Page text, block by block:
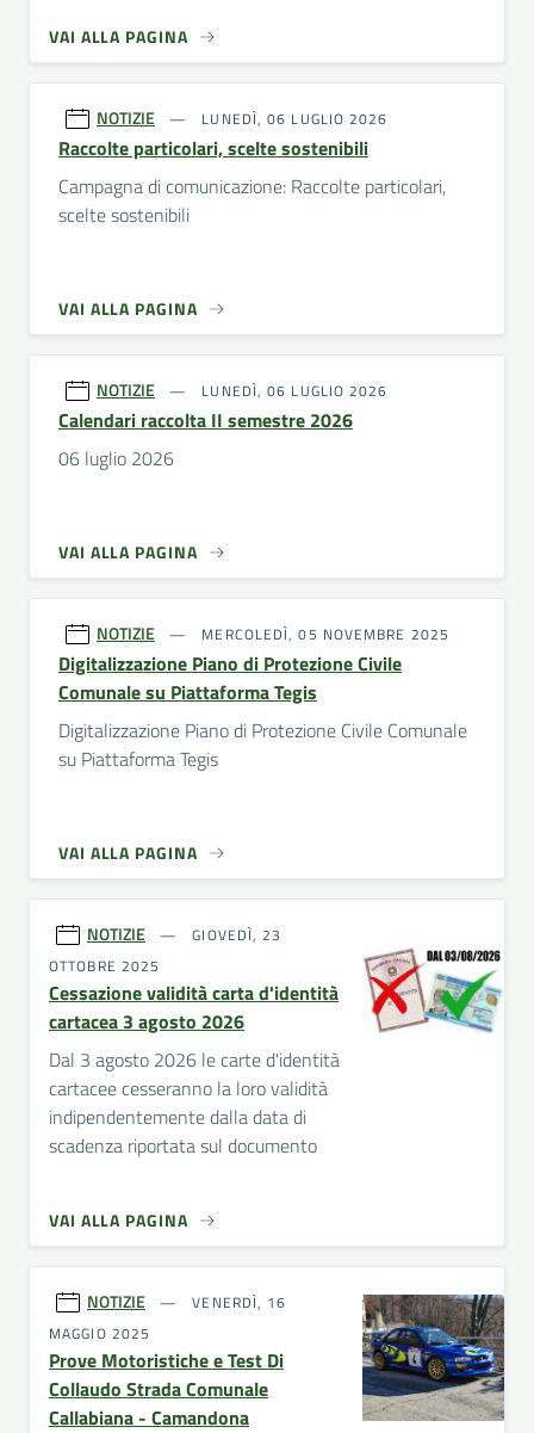
VAI ALLA PAGINA
NOTIZIE LUNEDÌ, 06 LUGLIO 2026
Raccolte particolari, scelte sostenibili
Campagna di comunicazione: Raccolte particolari,
scelte sostenibili
VAI ALLA PAGINA
NOTIZIE LUNEDÌ, 06 LUGLIO 2026
Calendari raccolta II semestre 2026
06 luglio 2026
VAI ALLA PAGINA
NOTIZIE MERCOLEDÌ, 05 NOVEMBRE 2025
Digitalizzazione Piano di Protezione Civile
Comunale su Piattaforma Tegis
Digitalizzazione Piano di Protezione Civile Comunale
su Piattaforma Tegis
VAI ALLA PAGINA
NOTIZIE
GIOVEDÌ, 23
OTTOBRE 2025
Cessazione validità carta d'identità
cartacea 3 agosto 2026
Dal 3 agosto 2026 le carte d'identità
cartacee cesseranno la loro validità
indipendentemente dalla data di
scadenza riportata sul documento
VAI ALLA PAGINA
NOTIZIE
VENERDÌ, 16
MAGGIO 2025
Prove Motoristiche e Test Di
Collaudo Strada Comunale
Callabiana - Camandona